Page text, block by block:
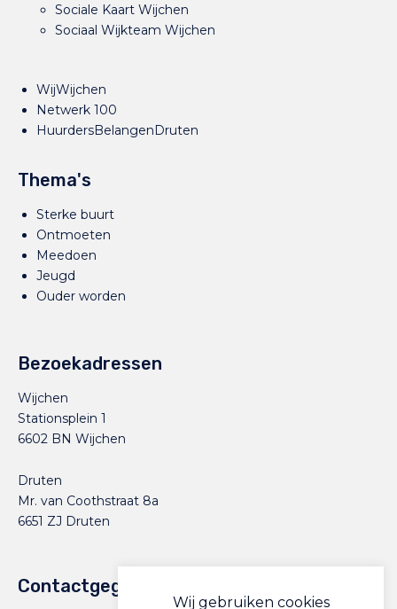
Sociale Kaart Wijchen
Sociaal Wijkteam Wijchen
WijWijchen
Netwerk 100
HuurdersBelangenDruten
Thema's
Sterke buurt
Ontmoeten
Meedoen
Jeugd
Ouder worden
Bezoekadressen
Wijchen
Stationsplein 1
6602 BN Wijchen
Druten
Mr. van Coothstraat 8a
6651 ZJ Druten
Contactgegevens
Wij gebruiken cookies